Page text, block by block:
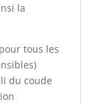
la
tous les
du coude